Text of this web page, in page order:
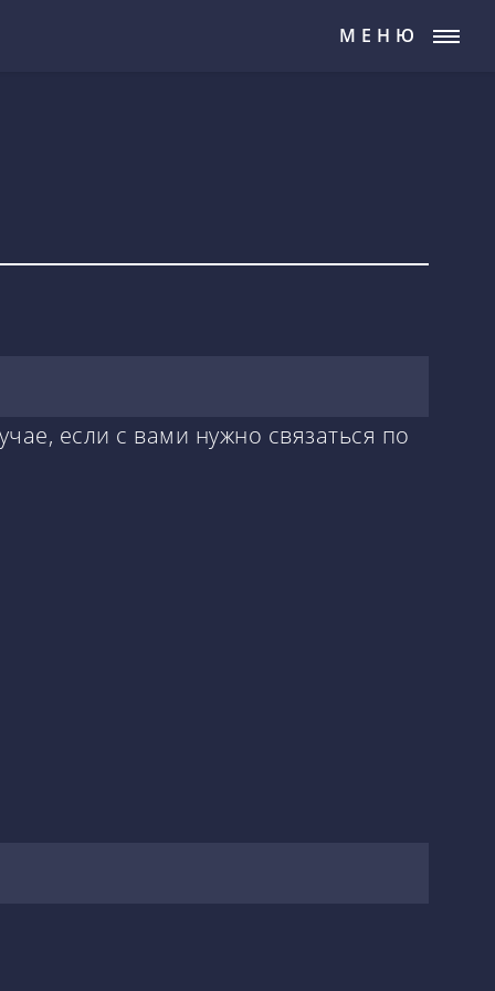
МЕНЮ
если с вами нужно связаться по